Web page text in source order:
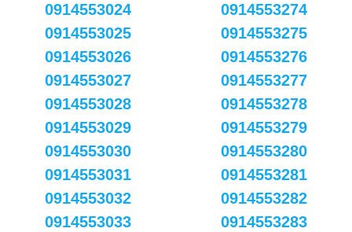
0914553024
0914553025
0914553026
0914553027
0914553028
0914553029
0914553030
0914553031
0914553032
0914553033
0914553274
0914553275
0914553276
0914553277
0914553278
0914553279
0914553280
0914553281
0914553282
0914553283